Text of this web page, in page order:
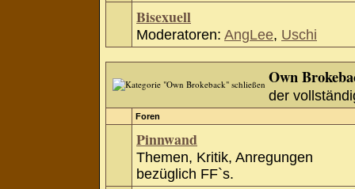
Bisexuell
Moderatoren: AngLee, Uschi
Own
der
Foren
Pinnwand
Themen, Kritik, Anregungen
bezüglich FF`s.